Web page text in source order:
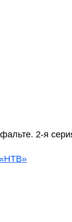
2-я